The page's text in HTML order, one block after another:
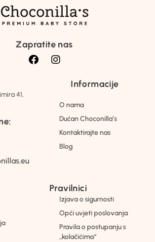
Zapratite nas
41,
Informacije
O nama
Dućan Choconilla’s
Kontaktirajte nas
Blog
Pravilnici
Izjava o sigurnosti
Opći uvjeti poslovanja
Pravila o postupanju s
„kolačićima“